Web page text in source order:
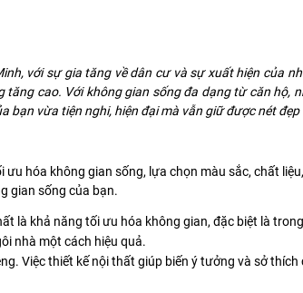
với sự gia tăng về dân cư và sự xuất hiện của
cao. Với không gian sống đa dạng từ căn hộ,
bạn vừa tiện nghi, hiện đại mà vẫn giữ được nét đẹp
hóa không gian sống, lựa chọn màu sắc, chất
gian sống của bạn.
là khả năng tối ưu hóa không gian, đặc biệt là
nhà một cách hiệu quả.
Việc thiết kế nội thất giúp biến ý tưởng và sở